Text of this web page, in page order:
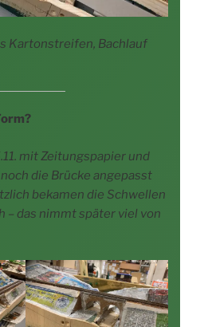
Kar­ton­strei­fen, Bach­lauf
mit Zei­tungs­pa­pier und
die Brü­cke ange­passt
beka­men die Schwel­len
– das nimmt spä­ter viel von